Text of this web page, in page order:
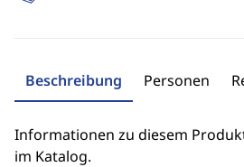
Beschreibung Personen
Informationen zu diesem
im Katalog.